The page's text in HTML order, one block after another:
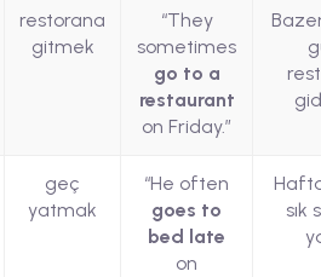
restorana
gitmek
“They
sometimes
go to a
restaurant
on Friday.”
geç
yatmak
“He often
goes to
bed late
on
sık